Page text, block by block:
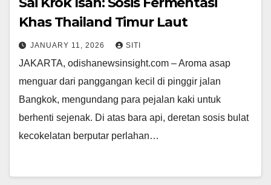
Khas Thailand Timur Laut
JANUARY 11, 2026 SITI
JAKARTA, odishanewsinsight.com – Aroma asap
menguar dari panggangan kecil di pinggir jalan
Bangkok, mengundang para pejalan kaki untuk
berhenti sejenak. Di atas bara api, deretan sosis bulat
kecokelatan berputar perlahan…